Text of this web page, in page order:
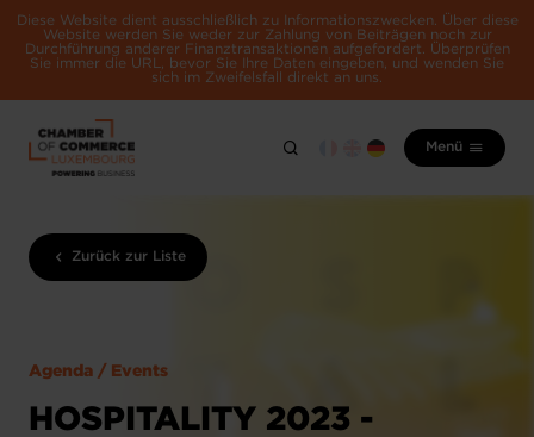
Diese Website dient ausschließlich zu Informationszwecken. Über diese
Website werden Sie weder zur Zahlung von Beiträgen noch zur
Durchführung anderer Finanztransaktionen aufgefordert. Überprüfen
Sie immer die URL, bevor Sie Ihre Daten eingeben, und wenden Sie
sich im Zweifelsfall direkt an uns.
Menü
Zurück zur Liste
Agenda / Events
HOSPITALITY 2023 -